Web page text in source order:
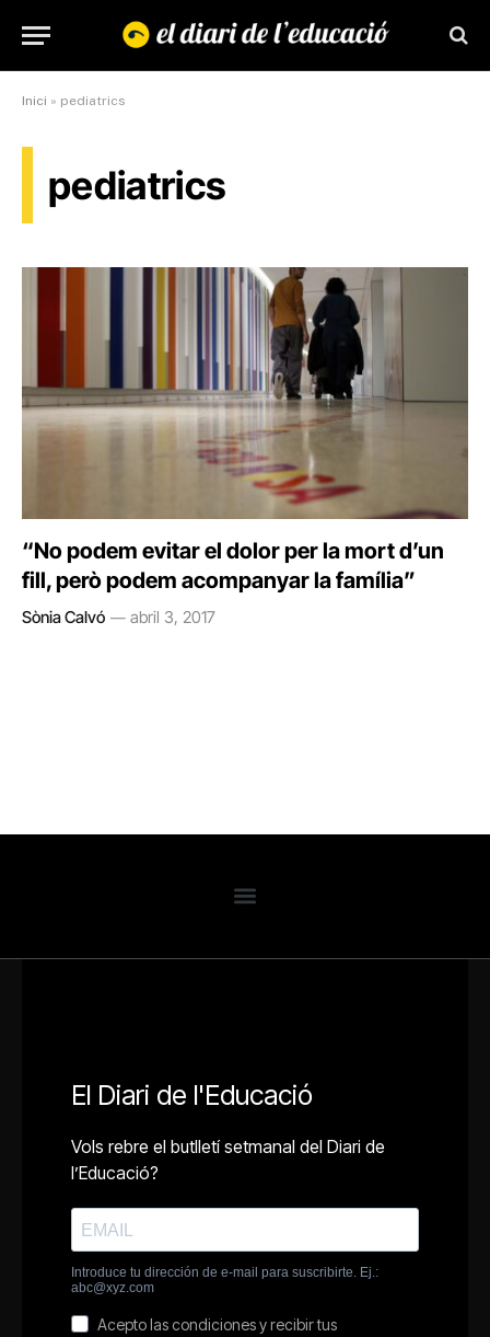
Inici » pediatrics
pediatrics
“No podem evitar el dolor per la mort d’un
fill, però podem acompanyar la família”
Sònia Calvó abril 3, 2017